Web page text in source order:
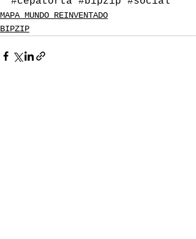
MAPA MUNDO REINVENTADO
BIPZIP